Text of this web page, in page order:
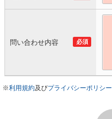
必須
問い合わせ内容
※利用規約及びプライバシーポリシー